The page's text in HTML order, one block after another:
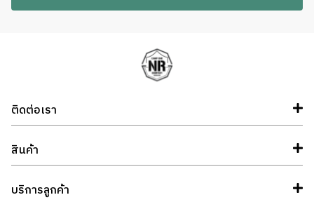
Contact: 0983347555 (ปากแพรก เมือง กาญจนบุรี)
Contact: 0625398666 (ทับมา ระยอง)
Mister camping chumphon
Contact: 0927944919 บางลึก เมือง ชุมพร
ติดต่อเรา
สินค้า
บริการลูกค้า